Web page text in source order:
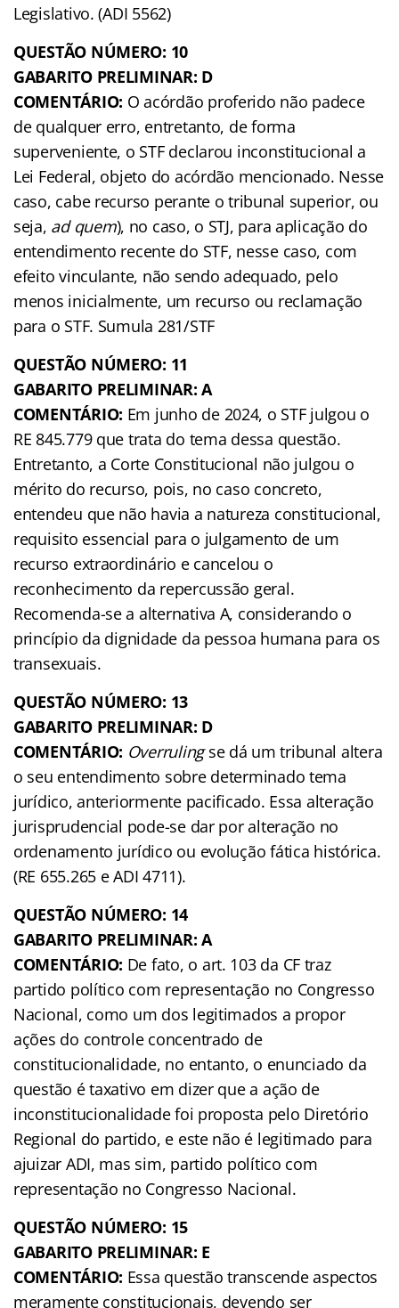
Legislativo. (ADI 5562)
QUESTÃO NÚMERO: 10
GABARITO PRELIMINAR: D
COMENTÁRIO: O acórdão proferido não padece
de qualquer erro, entretanto, de forma
superveniente, o STF declarou inconstitucional a
Lei Federal, objeto do acórdão mencionado. Nesse
caso, cabe recurso perante o tribunal superior, ou
seja, ad quem), no caso, o STJ, para aplicação do
entendimento recente do STF, nesse caso, com
efeito vinculante, não sendo adequado, pelo
menos inicialmente, um recurso ou reclamação
para o STF. Sumula 281/STF
QUESTÃO NÚMERO: 11
GABARITO PRELIMINAR: A
COMENTÁRIO: Em junho de 2024, o STF julgou o
RE 845.779 que trata do tema dessa questão.
Entretanto, a Corte Constitucional não julgou o
mérito do recurso, pois, no caso concreto,
entendeu que não havia a natureza constitucional,
requisito essencial para o julgamento de um
recurso extraordinário e cancelou o
reconhecimento da repercussão geral.
Recomenda-se a alternativa A, considerando o
princípio da dignidade da pessoa humana para os
transexuais.
QUESTÃO NÚMERO: 13
GABARITO PRELIMINAR: D
COMENTÁRIO: Overrulingse dá um tribunal altera
o seu entendimento sobre determinado tema
jurídico, anteriormente pacificado. Essa alteração
jurisprudencial pode-se dar por alteração no
ordenamento jurídico ou evolução fática histórica.
(RE 655.265 e ADI 4711).
QUESTÃO NÚMERO: 14
GABARITO PRELIMINAR: A
COMENTÁRIO: De fato, o art. 103 da CF traz
partido político com representação no Congresso
Nacional, como um dos legitimados a propor
ações do controle concentrado de
constitucionalidade, no entanto, o enunciado da
questão é taxativo em dizer que a ação de
inconstitucionalidade foi proposta pelo Diretório
Regional do partido, e este não é legitimado para
ajuizar ADI, mas sim, partido político com
representação no Congresso Nacional.
QUESTÃO NÚMERO: 15
GABARITO PRELIMINAR: E
COMENTÁRIO: Essa questão transcende aspectos
meramente constitucionais, devendo ser